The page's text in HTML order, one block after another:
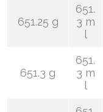
651.25 g
651.
3 m
l
651.3 g
651.
3 m
l